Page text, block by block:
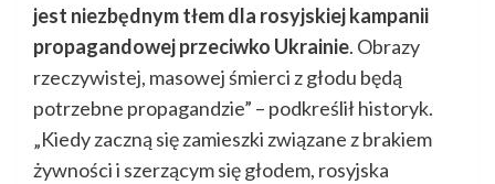
jest niezbędnym tłem dla rosyjskiej kampanii
propagandowej przeciwko Ukrainie. Obrazy
rzeczywistej, masowej śmierci z głodu będą
potrzebne propagandzie” – podkreślił historyk.
„Kiedy zaczną się zamieszki związane z brakiem
żywności i szerzącym się głodem, rosyjska